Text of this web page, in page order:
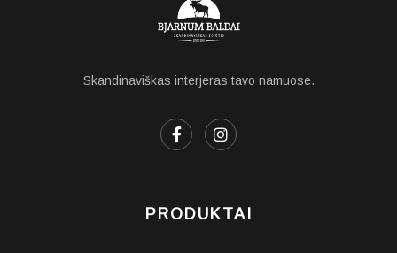
Skandinaviškas interjeras tavo namuose.
PRODUKTAI